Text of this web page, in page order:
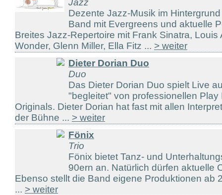
Jazz
Dezente Jazz-Musik im
Band mit Evergreens und aktuelle
Breites Jazz-Repertoire mit Frank Sinatra, Louis
Wonder, Glenn Miller, Ella Fitz ... > weiter
Dieter Dorian Duo
Duo
Das Dieter Dorian Duo spielt Live
"begleitet" von professionellen
Originals. Dieter Dorian hat fast mit allen
der Bühne ... > weiter
Fönix
Trio
Fönix bietet Tanz- und
90ern an. Natürlich dürfen aktuelle
Ebenso stellt die Band eigene Produktionen ab
... > weiter